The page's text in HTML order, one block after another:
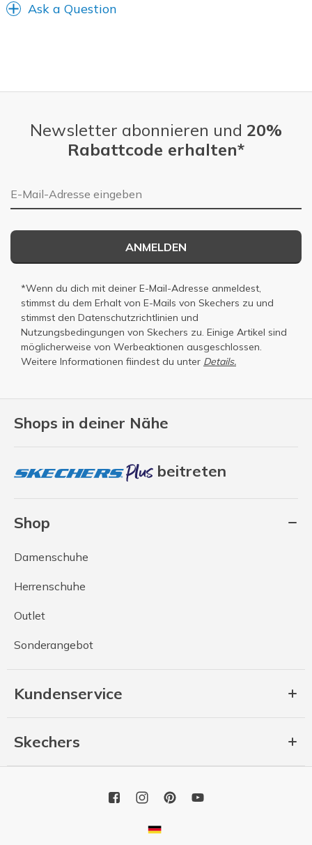
Ask a Question
Shops in deiner Nähe
beitreten
Shop
Damenschuhe
Herrenschuhe
Outlet
Sonderangebot
Kundenservice
Skechers
Newsletter abonnieren und 20%
Rabattcode erhalten*
E-Mail-Adresse
ANMELDEN
*Wenn du dich mit deiner E-Mail-Adresse anmeldest,
stimmst du dem Erhalt von E-Mails von Skechers zu und
stimmst den Datenschutzrichtlinien und
Nutzungsbedingungen von Skechers zu. Einige Artikel sind
möglicherweise von Werbeaktionen ausgeschlossen.
Weitere Informationen fiindest du unter Details.